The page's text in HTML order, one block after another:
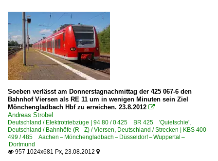
Soeben verlässt am Donnerstagnachmittag der 425 067-6 den
Bahnhof Viersen als RE 11 um in wenigen Minuten sein Ziel
Mönchengladbach Hbf zu erreichen. 23.8.2012 
Andreas Strobel
Deutschland / Elektrotriebzüge | 94 80 / 0 425 BR 425 'Quietschie',
Deutschland / Bahnhöfe (R - Z) / Viersen, Deutschland / Strecken | KBS 400-
499 / 485 Aachen – Mönchengladbach – Düsseldorf – Wuppertal –
Dortmund
 957 1024x681 Px, 23.08.2012 